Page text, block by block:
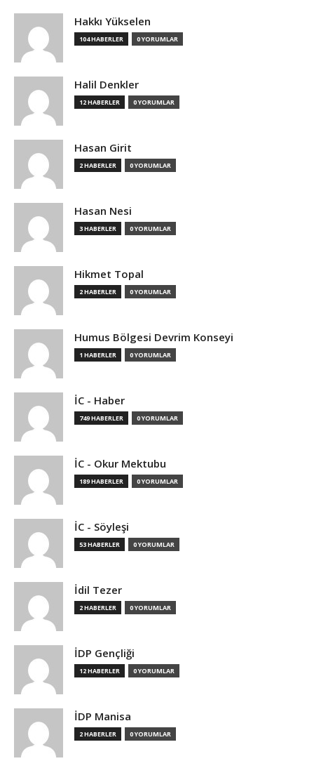
Hakkı Yükselen
104 HABERLER 0 YORUMLAR
Halil Denkler
12 HABERLER 0 YORUMLAR
Hasan Girit
2 HABERLER 0 YORUMLAR
Hasan Nesi
3 HABERLER 0 YORUMLAR
Hikmet Topal
2 HABERLER 0 YORUMLAR
Humus Bölgesi Devrim Konseyi
1 HABERLER 0 YORUMLAR
İC - Haber
749 HABERLER 0 YORUMLAR
İC - Okur Mektubu
189 HABERLER 0 YORUMLAR
İC - Söyleşi
53 HABERLER 0 YORUMLAR
İdil Tezer
2 HABERLER 0 YORUMLAR
İDP Gençliği
12 HABERLER 0 YORUMLAR
İDP Manisa
2 HABERLER 0 YORUMLAR